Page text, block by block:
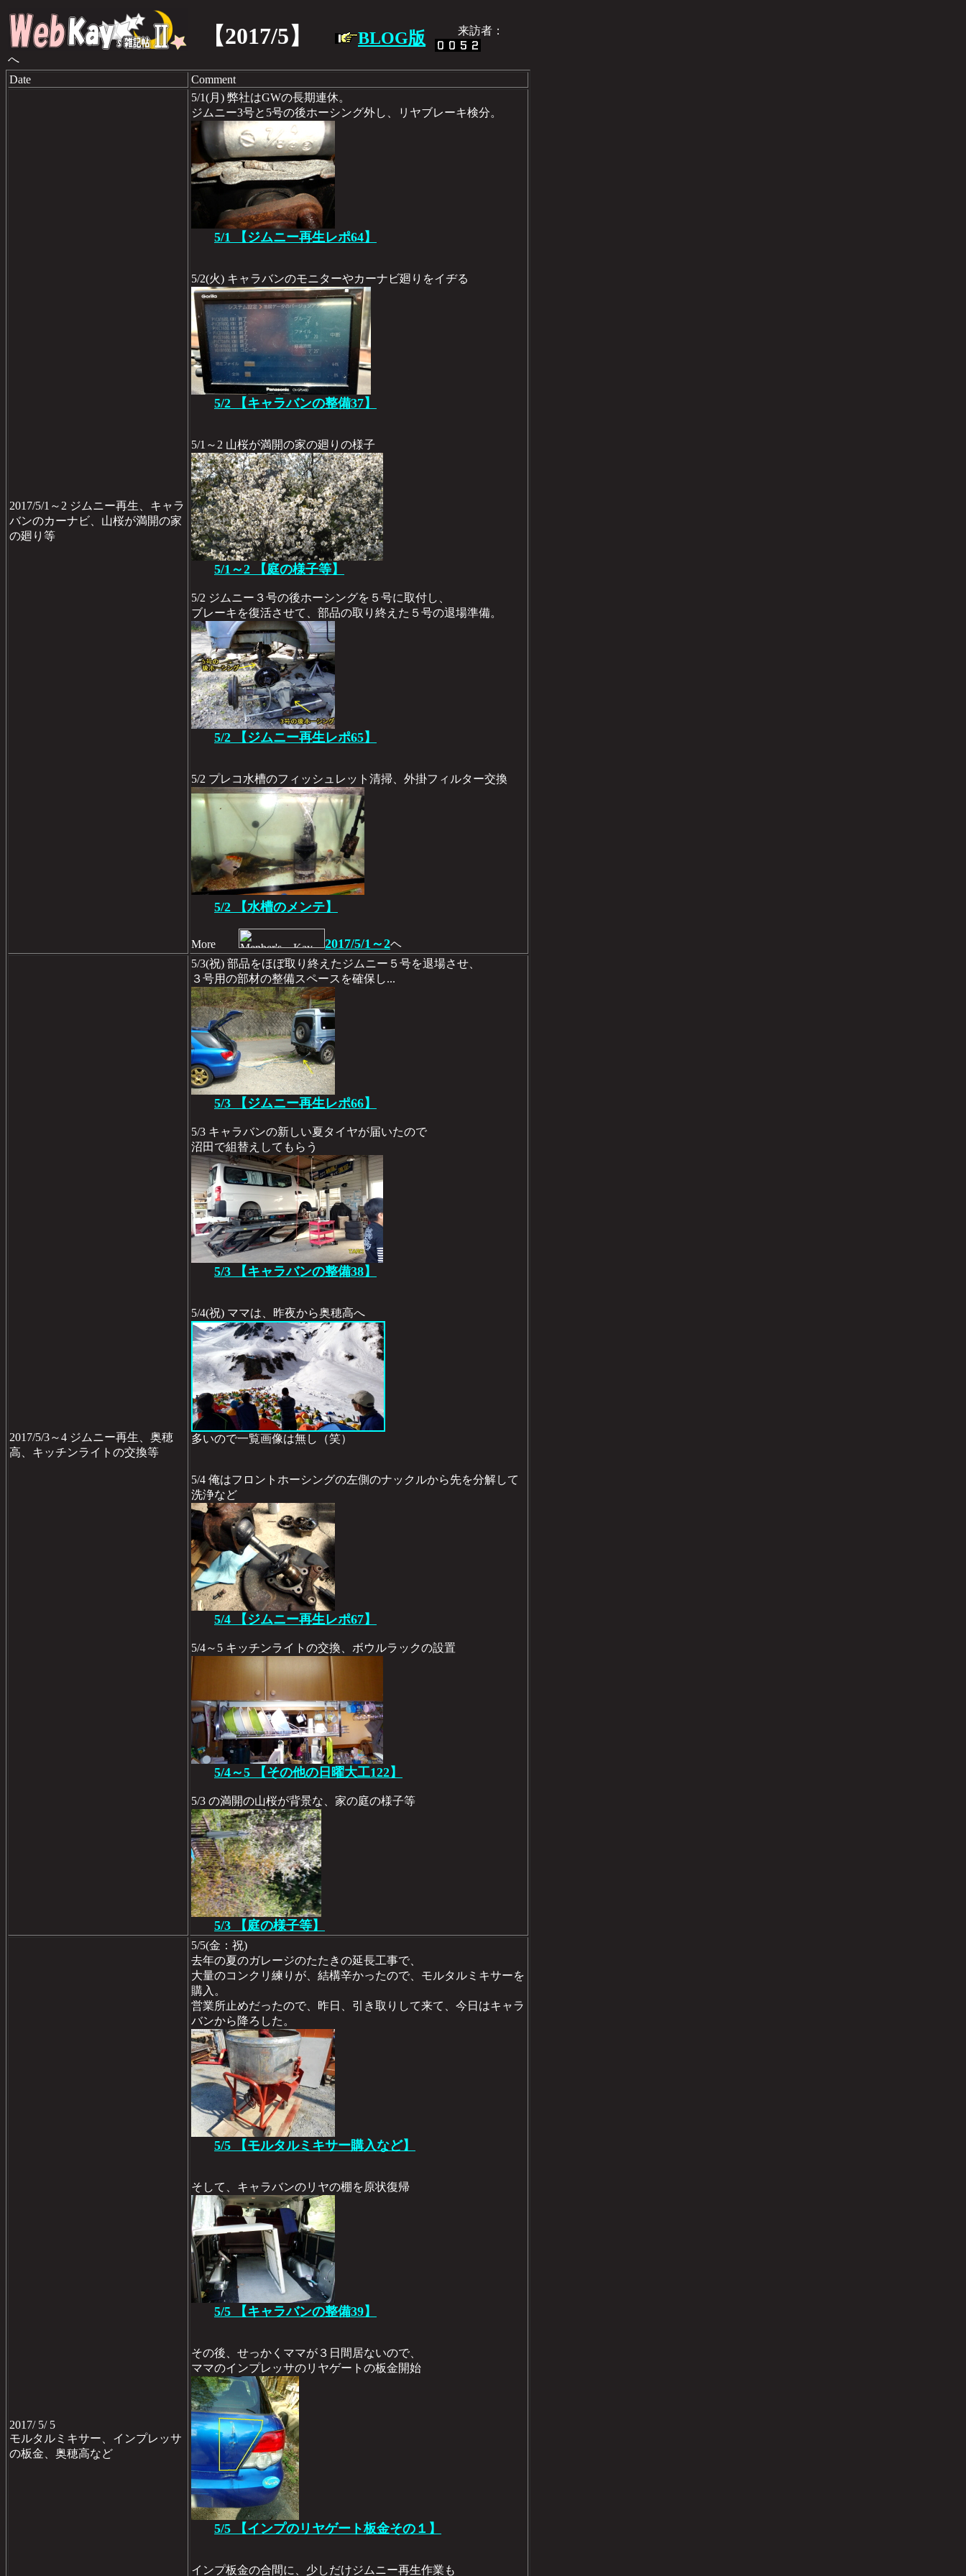
【2017/5】 BLOG版
へ
来訪者：
Date Comment
2017/5/1～2 ジムニー再生、キャラ
バンのカーナビ、山桜が満開の家
の廻り等
5/1(月) 弊社はGWの長期連休。
ジムニー3号と5号の後ホーシング外し、リヤブレーキ検分。
5/1 【ジムニー再生レポ64】
5/2(火) キャラバンのモニターやカーナビ廻りをイヂる
5/2 【キャラバンの整備37】
5/1～2 山桜が満開の家の廻りの様子
5/1～2 【庭の様子等】
5/2 ジムニー３号の後ホーシングを５号に取付し、
ブレーキを復活させて、部品の取り終えた５号の退場準備。
5/2 【ジムニー再生レポ65】
5/2 プレコ水槽のフィッシュレット清掃、外掛フィルター交換
5/2 【水槽のメンテ】
More 2017/5/1～2ヘ
2017/5/3～4 ジムニー再生、奥穂
高、キッチンライトの交換等
5/3(祝) 部品をほぼ取り終えたジムニー５号を退場させ、
３号用の部材の整備スペースを確保し...
5/3 【ジムニー再生レポ66】
5/3 キャラバンの新しい夏タイヤが届いたので
沼田で組替えしてもらう
5/3 【キャラバンの整備38】
5/4(祝) ママは、昨夜から奥穂高へ
多いので一覧画像は無し（笑）
5/4 俺はフロントホーシングの左側のナックルから先を分解して
洗浄など
5/4 【ジムニー再生レポ67】
5/4～5 キッチンライトの交換、ボウルラックの設置
5/4～5 【その他の日曜大工122】
5/3 の満開の山桜が背景な、家の庭の様子等
5/3 【庭の様子等】
2017/ 5/ 5
モルタルミキサー、インプレッサ
の板金、奥穂高など
5/5(金：祝)
去年の夏のガレージのたたきの延長工事で、
大量のコンクリ練りが、結構辛かったので、モルタルミキサーを
購入。
営業所止めだったので、昨日、引き取りして来て、今日はキャラ
バンから降ろした。
5/5 【モルタルミキサー購入など】
そして、キャラバンのリヤの棚を原状復帰
5/5 【キャラバンの整備39】
その後、せっかくママが３日間居ないので、
ママのインプレッサのリヤゲートの板金開始
5/5 【インプのリヤゲート板金その１】
インプ板金の合間に、少しだけジムニー再生作業も